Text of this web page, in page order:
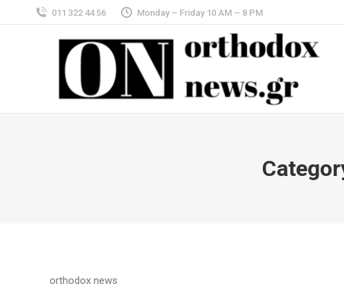
011 322 44 56 Monday – Friday 10 AM – 8 PM
orthodox news